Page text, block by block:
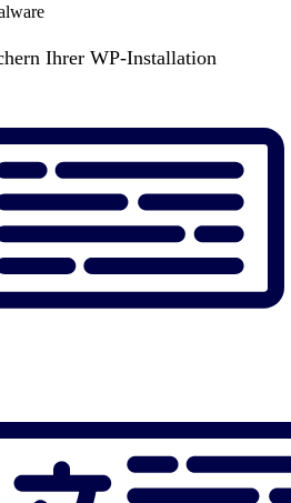
Ihrer WP-Installation